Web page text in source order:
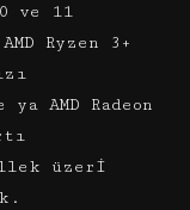
ve 11
Ryzen 3+
AMD Radeon
üzeri